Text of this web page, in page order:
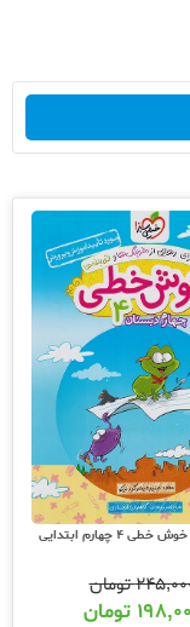
4 چهارم ابتدایی
تومان
تومان